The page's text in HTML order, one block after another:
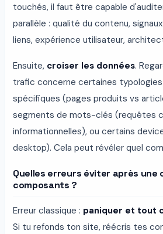
touchés, il faut être capable
parallèle : qualité du contenu,
liens, expérience utilisateur,
Ensuite, croiser les données.
trafic concerne certaines
spécifiques (pages produits vs
segments de mots-clés (requêtes
informationnelles), ou certains
desktop). Cela peut révéler quel
Quelles erreurs éviter après une
composants ?
Erreur classique : paniquer et tout
Si tu refonds ton site, réécris tes